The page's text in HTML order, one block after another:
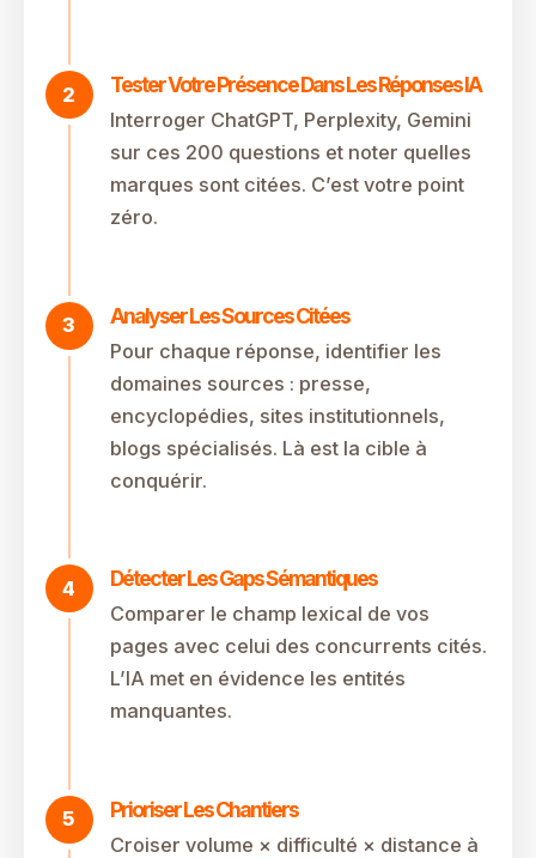
Tester Votre Présence Dans Les Réponses IA
Interroger ChatGPT, Perplexity, Gemini
sur ces 200 questions et noter quelles
marques sont citées. C’est votre point
zéro.
Analyser Les Sources Citées
Pour chaque réponse, identifier les
domaines sources : presse,
encyclopédies, sites institutionnels,
blogs spécialisés. Là est la cible à
conquérir.
Détecter Les Gaps Sémantiques
Comparer le champ lexical de vos
pages avec celui des concurrents cités.
L’IA met en évidence les entités
manquantes.
Prioriser Les Chantiers
Croiser volume × difficulté × distance à